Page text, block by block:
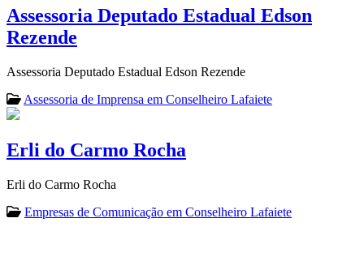
Assessoria Deputado Estadual Edson
Rezende
Assessoria Deputado Estadual Edson Rezende
Assessoria de Imprensa em Conselheiro Lafaiete
Erli do Carmo Rocha
Erli do Carmo Rocha
Empresas de Comunicação em Conselheiro Lafaiete